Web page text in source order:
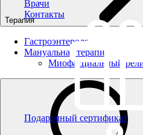
Терапия
Гастроэнтеролог
Мануальная терапия
Миофасциальный
Врачи
Контакты
Подарочный сертификат